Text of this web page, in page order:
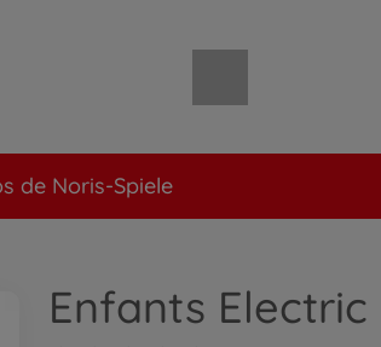
de Noris-Spiele
Enfants Electric